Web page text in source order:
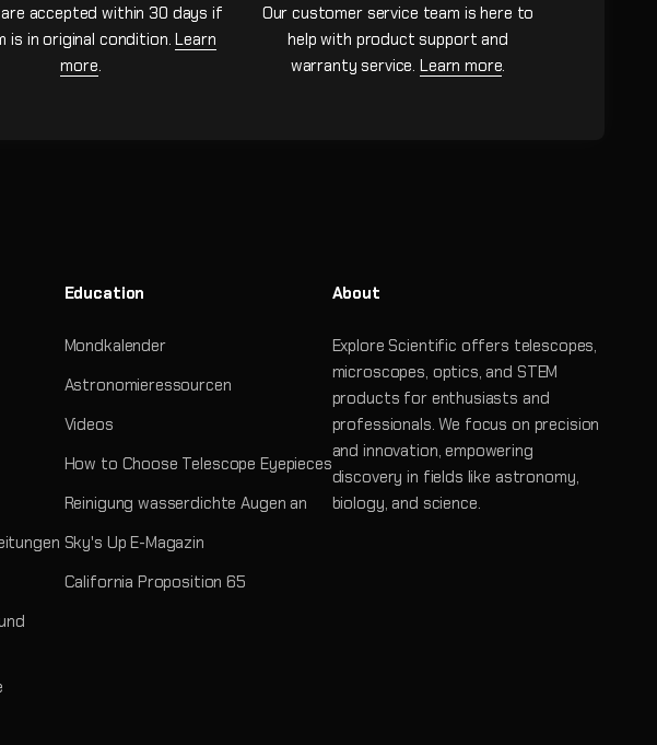
accepted within 30 days if
is in original condition.Learn
more.
Our customer service team is here to
help with product support and
warranty service. Learn more.
Education
Mondkalender
Astronomieressourcen
Videos
How to Choose Telescope Eyepieces
Reinigung wasserdichte Augen an
Sky's Up E-Magazin
California Proposition 65
About
Explore Scientific offers telescopes,
microscopes, optics, and STEM
products for enthusiasts and
professionals. We focus on precision
and innovation, empowering
discovery in fields like astronomy,
biology, and science.